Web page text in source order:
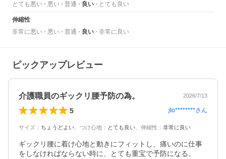
とても悪い
悪い 普通 良い とても良い
伸縮性
非常に悪い
悪い 普通 良い 非常に良い
ピックアップレビュー
介護職員のギックリ腰予防の為。 2026/7/13
5 jto********さん
サイズ ： ちょうどよい つけ心地 ： とても良い 伸縮性 ： 非常に良い
ギックリ腰に着け心地と動きにフィットし、痛いのに仕事
をしなければならない時に、とても重宝で予防になる。